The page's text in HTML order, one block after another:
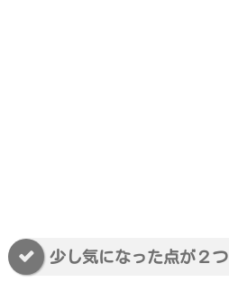
少し気になった点が２つ